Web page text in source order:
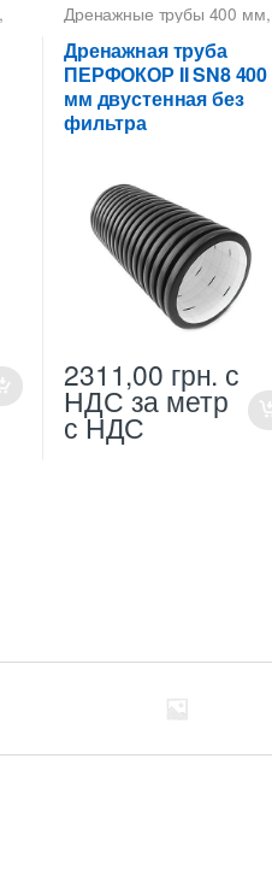
, Дренажные трубы 400 мм,
Дренажные трубы
Перфокор,Трубы
дренажные гофрированные
Дренажная труба
ПЕРФОКОР II SN8 400
мм двустенная без
фильтра
2311,00 грн. с
НДС за метр
с НДС